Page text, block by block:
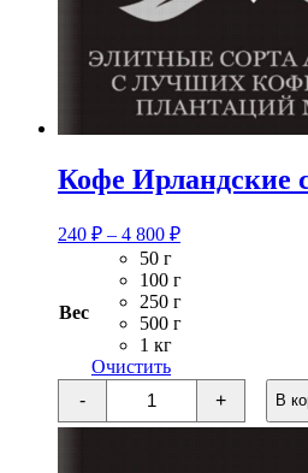
Кофе Ирландские
240 ₽ – 4 800 ₽Диапазон
240 ₽
–
4
Вес
50 г
100 г
250 г
500 г
1 кг
Очистить
-
Количество
товара
Кофе
+ В